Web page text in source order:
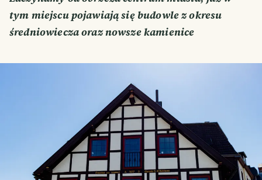
tym miejscu pojawiają się budowle z okresu
średniowiecza oraz nowsze kamienice